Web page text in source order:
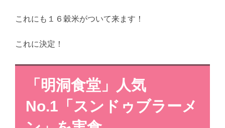
これにも１６穀米がついて来ます！
これに決定！
「明洞食堂」
人気
No.1「スンドゥブラーメ